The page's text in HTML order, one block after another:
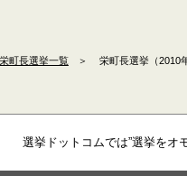
栄町長選挙一覧 ＞ 栄町長選挙（2010
選挙ドットコムでは”選挙をオ